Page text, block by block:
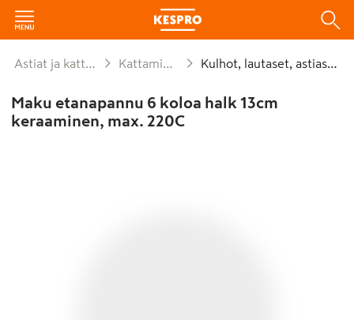
Astiat ja kattaus Kattaminen Kulhot, lautaset, astiastot
Maku etanapannu 6 koloa halk 13cm
keraaminen, max. 220C